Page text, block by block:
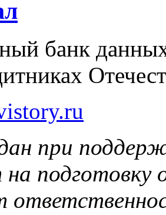
банк
при
на подготовку